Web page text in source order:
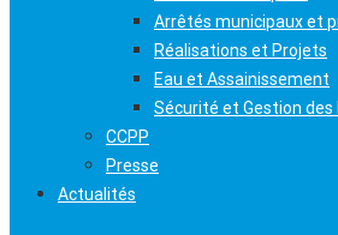
Arrêtés municipaux et
Réalisations et Projets
Eau et Assainissement
Sécurité et Gestion des
CCPP
Presse
Actualités